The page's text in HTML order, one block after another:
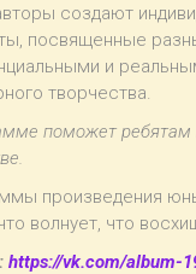
создают
посвященные
и
творчества.
поможет
произведения
волнует, что
https://vk.com/album-